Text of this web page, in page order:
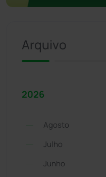
Arquivo
2026
Agosto
Julho
Junho